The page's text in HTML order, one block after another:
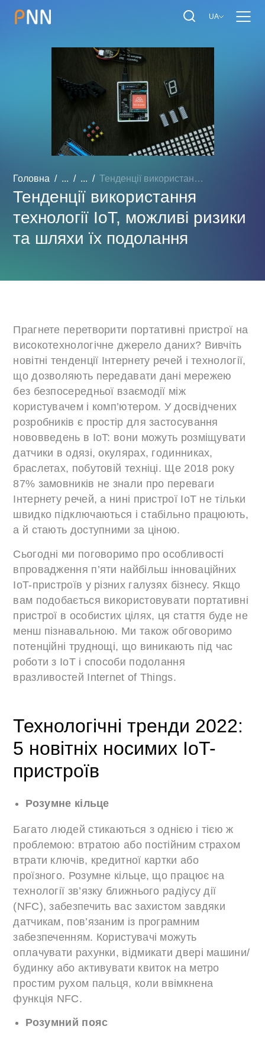
UA
Головна ... ... Тенденції використання те...
Тенденції використання
технології IoT, можливі ризики
та шляхи їх подолання
Прагнете перетворити портативні пристрої на
високотехнологічне джерело даних? Вивчіть
новітні тенденції Інтернету речей і технології,
що дозволяють передавати дані мережею
без безпосередньої взаємодії між
користувачем і комп’ютером. У досвідчених
розробників є простір для застосування
нововведень в IoT: вони можуть розміщувати
датчики в одязі, окулярах, годинниках,
браслетах, побутовій техніці. Ще 2018 року
87% замовників не знали про переваги
Інтернету речей, а нині пристрої IoT не тільки
швидко підключаються і стабільно працюють,
а й стають доступними за ціною.
Сьогодні ми поговоримо про особливості
впровадження п’яти найбільш інноваційних
IoT-пристроїв у різних галузях бізнесу. Якщо
вам подобається використовувати портативні
пристрої в особистих цілях, ця стаття буде не
менш пізнавальною. Ми також обговоримо
потенційні труднощі, що виникають під час
роботи з IoT і способи подолання
вразливостей Internet of Things.
Технологічні тренди 2022:
5 новітніх носимих IoT-
пристроїв
Розумне кільце
Багато людей стикаються з однією і тією ж
проблемою: втратою або постійним страхом
втрати ключів, кредитної картки або
проїзного. Розумне кільце, що працює на
технології зв’язку ближнього радіусу дії
(NFC), забезпечить вас захистом завдяки
датчикам, пов’язаним із програмним
забезпеченням. Користувачі можуть
оплачувати рахунки, відмикати двері машини/
будинку або активувати квиток на метро
простим рухом пальця, коли ввімкнена
функція NFC.
Розумний пояс